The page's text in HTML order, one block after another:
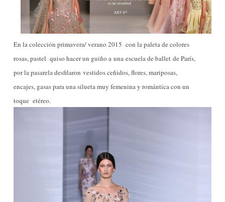
En la colección primavera/ verano 2015 con la paleta de colores
rosas, pastel quiso hacer un guiño a una escuela de ballet de París,
por la pasarela desfilaron vestidos ceñidos, flores, mariposas,
encajes, gasas para una silueta muy femenina y romántica con un
toque etéreo.